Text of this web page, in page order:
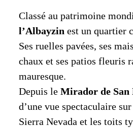
Classé au patrimoine
l’Albayzin est un quartier
Ses ruelles pavées, ses
chaux et ses patios fleuris
mauresque.
Depuis le Mirador de San
d’une vue spectaculaire
Sierra Nevada et les toits